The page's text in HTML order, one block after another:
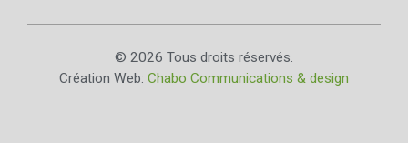
© 2026 Tous droits réservés.
Création Web: Chabo Communications & design